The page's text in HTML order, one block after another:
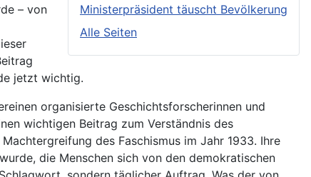
Ministerpräsident täuscht Bevölkerung
Alle Seiten
– von
jetzt wichtig.
organisierte Geschichtsforscherinnen und
wichtigen Beitrag zum Verständnis des
des Faschismus im Jahr 1933. Ihre
die Menschen sich von den demokratischen